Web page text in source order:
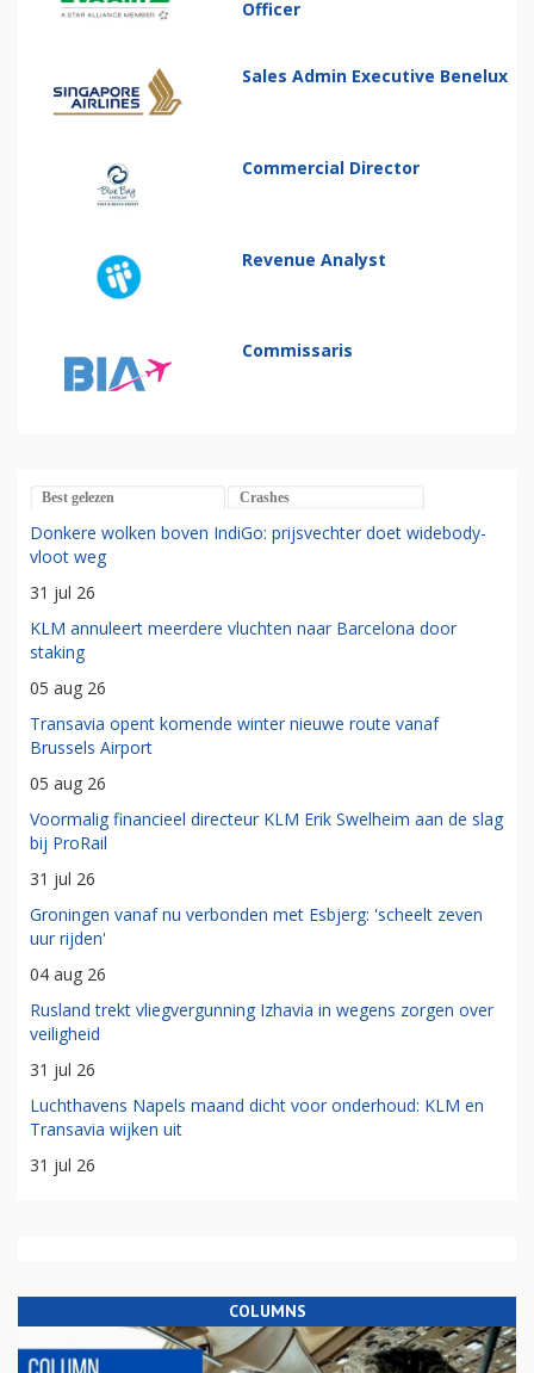
Officer
Sales Admin Executive Benelux
Commercial Director
Revenue Analyst
Commissaris
Best gelezen Crashes
Donkere wolken boven IndiGo: prijsvechter doet widebody-
vloot weg
31 jul 26
KLM annuleert meerdere vluchten naar Barcelona door
staking
05 aug 26
Transavia opent komende winter nieuwe route vanaf
Brussels Airport
05 aug 26
Voormalig financieel directeur KLM Erik Swelheim aan de slag
bij ProRail
31 jul 26
Groningen vanaf nu verbonden met Esbjerg: 'scheelt zeven
uur rijden'
04 aug 26
Rusland trekt vliegvergunning Izhavia in wegens zorgen over
veiligheid
31 jul 26
Luchthavens Napels maand dicht voor onderhoud: KLM en
Transavia wijken uit
31 jul 26
COLUMNS